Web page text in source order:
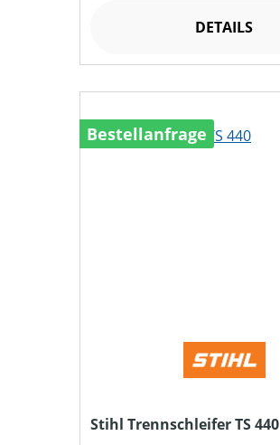
DETAILS
Bestellanfrage
Stihl Trennschleifer TS 440